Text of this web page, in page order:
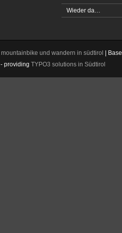
Wieder da…
mountainbike und wandern in südtirol |
- providing TYPO3 solutions in Südtirol